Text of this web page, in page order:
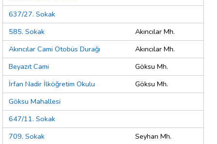
637/27. Sokak
585. Sokak
Akıncılar Mh.
Akıncılar Cami Otobüs Durağı
Akıncılar Mh.
Beyazıt Cami
Göksu Mh.
İrfan Nadir İlköğretim Okulu
Göksu Mh.
Göksu Mahallesi
647/11. Sokak
709. Sokak
Seyhan Mh.